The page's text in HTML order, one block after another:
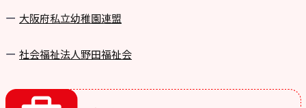
⼤阪府私⽴幼稚園連盟
社会福祉法人野田福祉会